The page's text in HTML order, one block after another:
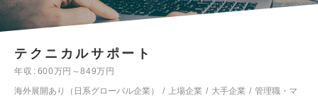
テクニカルサポート
年収
600万円～849万円
海外展開あり（日系グローバル企業）
上場企業 大手企業
管理職・マ